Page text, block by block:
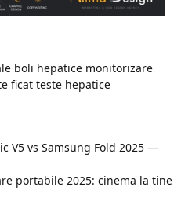
boli hepatice monitorizare
ficat teste hepatice
V5 vs Samsung Fold 2025 —
portabile 2025: cinema la tine